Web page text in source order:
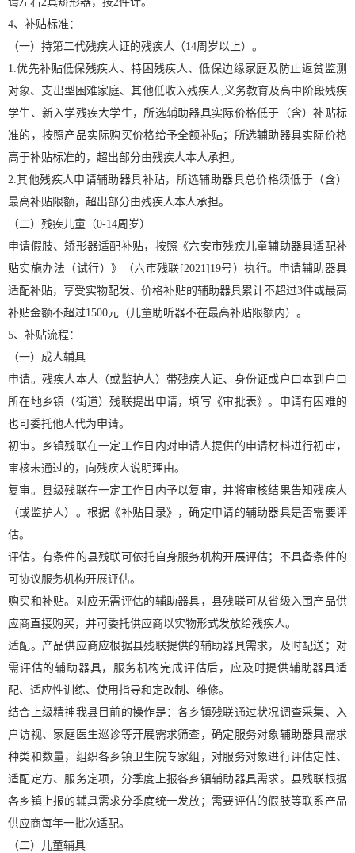
4、补贴标准：
（一）持第二代残疾人证的残疾人（14周岁以上）。
1.优先补贴低保残疾人、特困残疾人、低保边缘家庭及防止返贫监测
对象、支出型困难家庭、其他低收入残疾人,义务教育及高中阶段残疾
学生、新入学残疾大学生，所选辅助器具实际价格低于（含）补贴标
准的，按照产品实际购买价格给予全额补贴；所选辅助器具实际价格
高于补贴标准的，超出部分由残疾人本人承担。
2.其他残疾人申请辅助器具补贴，所选辅助器具总价格须低于（含）
最高补贴限额，超出部分由残疾人本人承担。
（二）残疾儿童（0-14周岁）
申请假肢、矫形器适配补贴，按照《六安市残疾儿童辅助器具适配补
贴实施办法（试行）》（六市残联[2021]19号）执行。申请辅助器具
适配补贴，享受实物配发、价格补贴的辅助器具累计不超过3件或最高
补贴金额不超过1500元（儿童助听器不在最高补贴限额内）。
5、补贴流程：
（一）成人辅具
申请。残疾人本人（或监护人）带残疾人证、身份证或户口本到户口
所在地乡镇（街道）残联提出申请，填写《审批表》。申请有困难的
也可委托他人代为申请。
初审。乡镇残联在一定工作日内对申请人提供的申请材料进行初审，
审核未通过的，向残疾人说明理由。
复审。县级残联在一定工作日内予以复审，并将审核结果告知残疾人
（或监护人）。根据《补贴目录》，确定申请的辅助器具是否需要评
估。
评估。有条件的县残联可依托自身服务机构开展评估；不具备条件的
可协议服务机构开展评估。
购买和补贴。对应无需评估的辅助器具，县残联可从省级入围产品供
应商直接购买，并可委托供应商以实物形式发放给残疾人。
适配。产品供应商应根据县残联提供的辅助器具需求，及时配送；对
需评估的辅助器具，服务机构完成评估后，应及时提供辅助器具适
配、适应性训练、使用指导和定改制、维修。
结合上级精神我县目前的操作是：各乡镇残联通过状况调查采集、入
户访视、家庭医生巡诊等开展需求筛查，确定服务对象辅助器具需求
种类和数量，组织各乡镇卫生院专家组，对服务对象进行评估定性、
适配定方、服务定项，分季度上报各乡镇辅助器具需求。县残联根据
各乡镇上报的辅具需求分季度统一发放；需要评估的假肢等联系产品
供应商每年一批次适配。
（二）儿童辅具